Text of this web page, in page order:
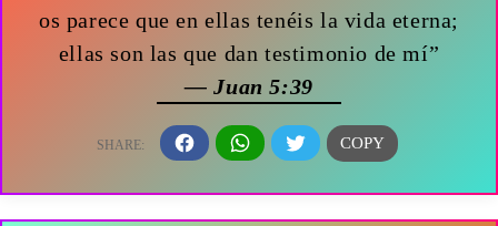
os parece que en ellas tenéis la vida eterna;
ellas son las que dan testimonio de mí”
— Juan 5:39